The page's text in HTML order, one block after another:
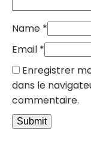
Name *
Email *
Enregistrer
dans le
commentaire.